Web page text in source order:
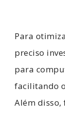
Para
preciso
para
facilitando
Além disso,